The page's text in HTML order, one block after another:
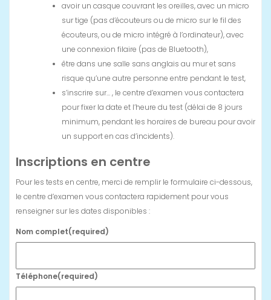
avoir un casque couvrant les oreilles, avec un micro
sur tige (pas d’écouteurs ou de micro sur le fil des
écouteurs, ou de micro intégré à l’ordinateur), avec
une connexion filaire (pas de Bluetooth),
être dans une salle sans anglais au mur et sans
risque qu’une autre personne entre pendant le test,
s’inscrire sur… , le centre d’examen vous contactera
pour fixer la date et l’heure du test (délai de 8 jours
minimum, pendant les horaires de bureau pour avoir
un support en cas d’incidents).
Inscriptions en centre
Pour les tests en centre, merci de remplir le formulaire ci-dessous,
le centre d’examen vous contactera rapidement pour vous
renseigner sur les dates disponibles :
Nom complet(required)
Téléphone(required)